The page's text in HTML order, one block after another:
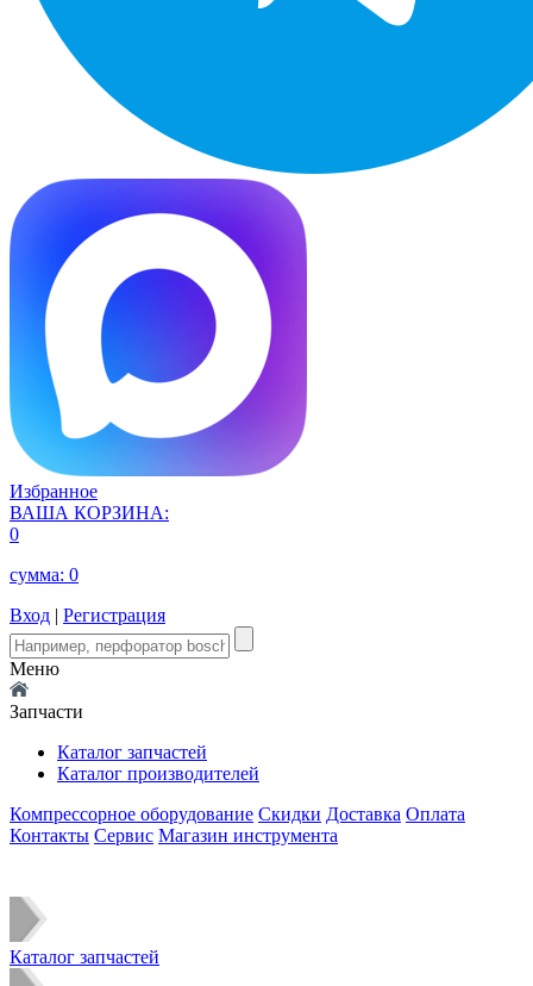
Избранное
ВАША КОРЗИНА:
0
сумма: 0
Вход | Регистрация
Меню
Запчасти
Каталог запчастей
Каталог производителей
Компрессорное оборудование Скидки Доставка Оплата
Контакты Сервис Магазин инструмента
Каталог запчастей